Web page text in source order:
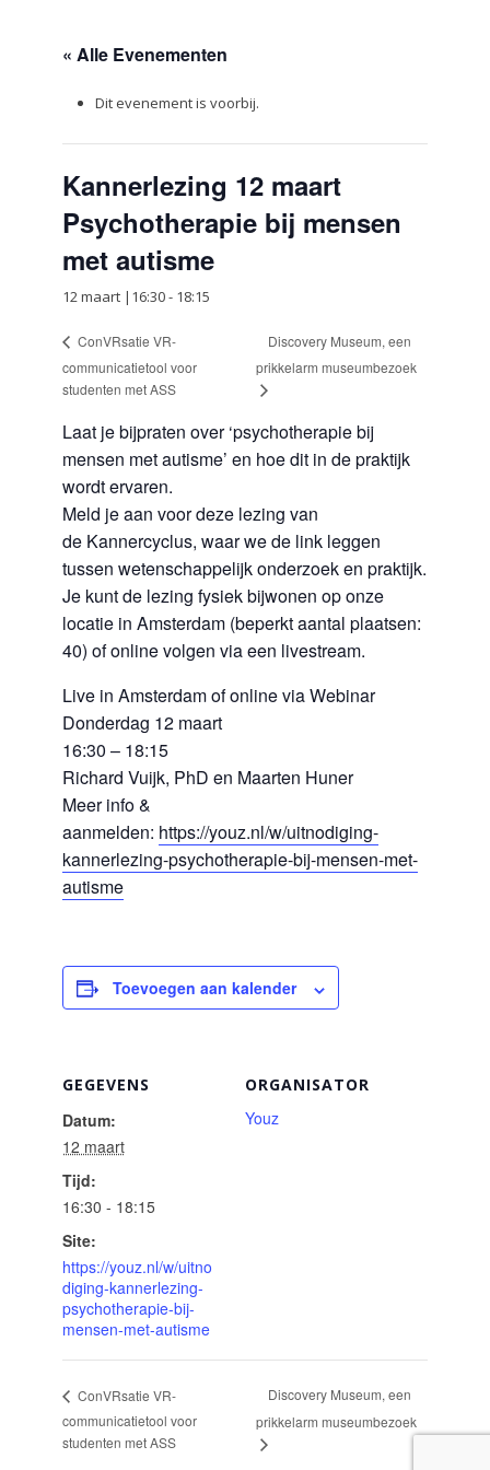
« Alle Evenementen
Dit evenement is voorbij.
Kannerlezing 12 maart
Psychotherapie bij mensen
met autisme
12 maart |16:30- 18:15
ConVRsatie VR-
communicatietool voor
studenten met ASS
Discovery Museum, een
prikkelarm museumbezoek
Laat je bijpraten over ‘psychotherapie bij
mensen met autisme’ en hoe dit in de praktijk
wordt ervaren.
Meld je aan voor deze lezing van
de Kannercyclus, waar we de link leggen
tussen wetenschappelijk onderzoek en praktijk.
Je kunt de lezing fysiek bijwonen op onze
locatie in Amsterdam (beperkt aantal plaatsen:
40) of online volgen via een livestream.
Live in Amsterdam of online via Webinar
Donderdag 12 maart
16:30 – 18:15
Richard Vuijk, PhD en Maarten Huner
Meer info &
aanmelden: https://youz.nl/w/uitnodiging-
kannerlezing-psychotherapie-bij-mensen-met-
autisme
Toevoegen aan kalender
GEGEVENS
Datum:
12 maart
Tijd:
16:30 - 18:15
Site:
https://youz.nl/w/uitno
diging-kannerlezing-
psychotherapie-bij-
mensen-met-autisme
ORGANISATOR
Youz
ConVRsatie VR-
communicatietool voor
studenten met ASS
Discovery Museum, een
prikkelarm museumbezoek